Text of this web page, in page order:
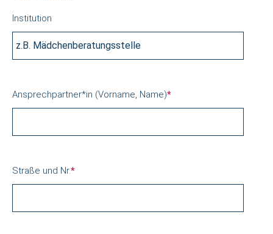
Institution
Ansprechpartner*in (Vorname, Name)*
Straße und Nr.*